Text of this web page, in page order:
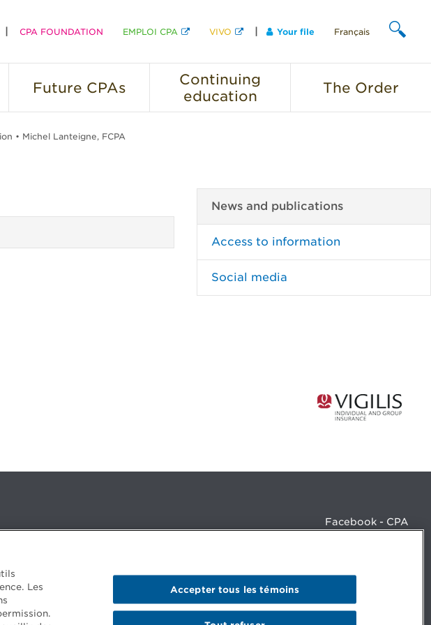
CPA FOUNDATION EMPLOI CPA VIVO Your file Français
Future CPAs
Continuing
education
The Order
• Michel Lanteigne, FCPA
News and publications
Access to information
Social media
Facebook - CPA
LinkedIn - 20 minutes CPA
LinkedIn - Emploi CPA
Les
Accepter tous les témoins